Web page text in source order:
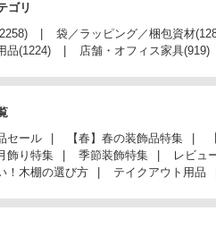
ゴリ
袋／ラッピング／梱包資材
品(1224) 店舗・オフィス家具(919)
セール
【春】春の装飾品特集
飾り特集
季節装飾特集 レビュ
！木棚の選び方
テイクアウト用品